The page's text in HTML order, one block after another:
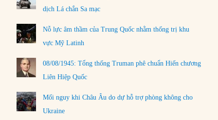
dịch Lá chắn Sa mạc
Nỗ lực âm thầm của Trung Quốc nhằm thống trị khu
vực Mỹ Latinh
08/08/1945: Tổng thống Truman phê chuẩn Hiến chương
Liên Hiệp Quốc
Mối nguy khi Châu Âu do dự hỗ trợ phòng không cho
Ukraine